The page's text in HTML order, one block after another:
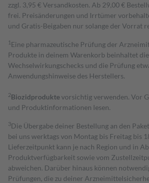
zzgl. 3,95 € Versandkosten. Ab 29,00 €
frei. Preisänderungen und Irrtümer
und Gratis-Beigaben nur solange der Vorrat
1 Eine pharmazeutische Prüfung der
Produkte in deinem Warenkorb beinhaltet
Wechselwirkungschecks und die Prüfung
Anwendungshinweise des Herstellers.
2Biozidproduktevorsichtig verwenden. Vor
und Produktinformationen lesen.
3Die Übergabe deiner Bestellung an den
bei uns werktags von Montag bis Freitag bis
Lieferzeitpunkt kann je nach Region und in
Produktverfügbarkeit sowie vom
abweichen. Darüber hinaus können
Prüfungen, die zu deiner